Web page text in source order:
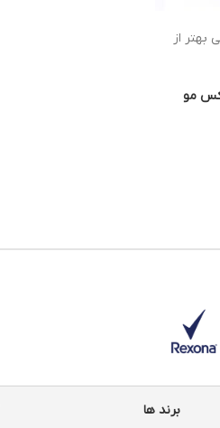
از
مو
برند ها